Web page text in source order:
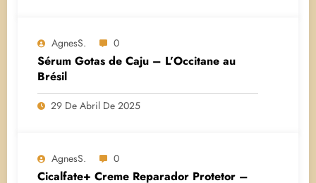
AgnesS. 0
Sérum Gotas de Caju – L’Occitane au
Brésil
29 De Abril De 2025
AgnesS. 0
Cicalfate+ Creme Reparador Protetor –